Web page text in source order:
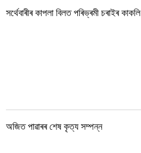
সৰ্থেবাৰীৰ কাপলা বিলত পৰিভ্ৰমী চৰাইৰ কাকলি
অজিত পাৱাৰৰ শেষ কৃত্য সম্পন্ন